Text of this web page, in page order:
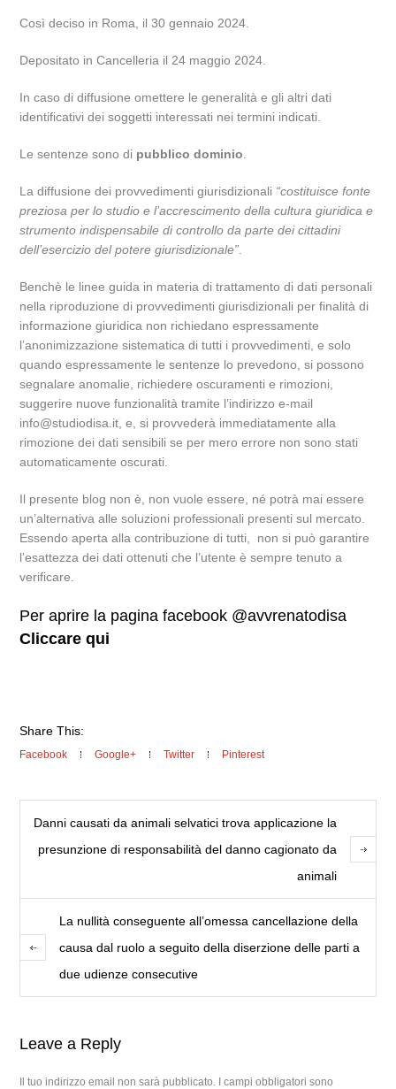
Così deciso in Roma, il 30 gennaio 2024.
Depositato in Cancelleria il 24 maggio 2024.
In caso di diffusione omettere le generalità e gli altri dati
identificativi dei soggetti interessati nei termini indicati.
Le sentenze sono di pubblico dominio
La diffusione dei provvedimenti giurisdizionali “costituisce fonte
preziosa per lo studio e l’accrescimento della cultura giuridica e
strumento indispensabile di controllo da parte dei cittadini
dell’esercizio del potere giurisdizionale”
Benchè le linee guida in materia di trattamento di dati personali
nella riproduzione di provvedimenti giurisdizionali per finalità di
informazione giuridica non richiedano espressamente
l’anonimizzazione sistematica di tutti i provvedimenti, e solo
quando espressamente le sentenze lo prevedono, si possono
segnalare anomalie, richiedere oscuramenti e rimozioni,
suggerire nuove funzionalità tramite l’indirizzo e-mail
info@studiodisa.it, e, si provvederà immediatamente alla
rimozione dei dati sensibili se per mero errore non sono stati
automaticamente oscurati.
Il presente blog non è, non vuole essere, né potrà mai essere
un’alternativa alle soluzioni professionali presenti sul mercato.
Essendo aperta alla contribuzione di tutti, non si può garantire
l’esattezza dei dati ottenuti che l’utente è sempre tenuto a
verificare.
Per aprire la pagina facebook @avvrenatodisa
Cliccare qui
Share This:
Facebook Google+ Twitter Pinterest
Danni causati da animali selvatici trova applicazione la
presunzione di responsabilità del danno cagionato da
animali
La nullità conseguente all’omessa cancellazione della
causa dal ruolo a seguito della diserzione delle parti a
due udienze consecutive
Leave a Reply
Il tuo indirizzo email non sarà pubblicato.
I campi obbligatori sono